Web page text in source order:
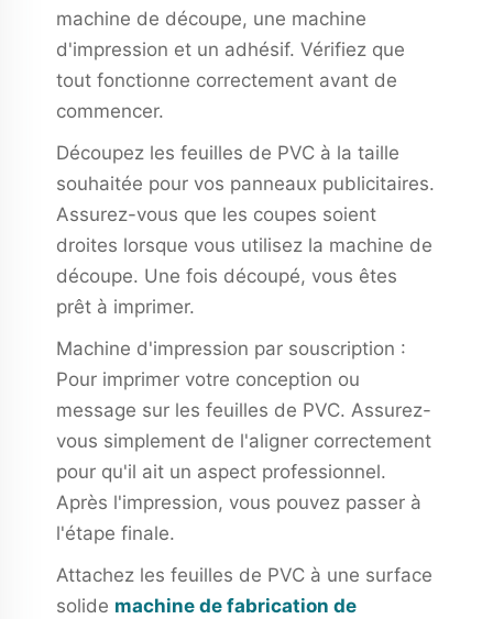
machine de découpe, une machine
d'impression et un adhésif. Vérifiez que
tout fonctionne correctement avant de
commencer.
Découpez les feuilles de PVC à la taille
souhaitée pour vos panneaux publicitaires.
Assurez-vous que les coupes soient
droites lorsque vous utilisez la machine de
découpe. Une fois découpé, vous êtes
prêt à imprimer.
Machine d'impression par souscription :
Pour imprimer votre conception ou
message sur les feuilles de PVC. Assurez-
vous simplement de l'aligner correctement
pour qu'il ait un aspect professionnel.
Après l'impression, vous pouvez passer à
l'étape finale.
Attachez les feuilles de PVC à une surface
solide machine de fabrication de